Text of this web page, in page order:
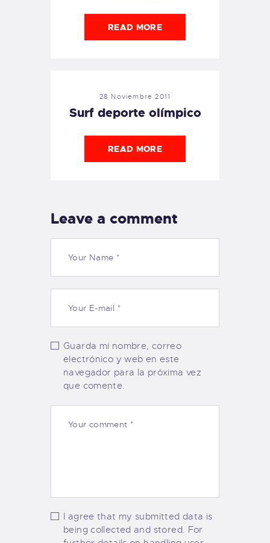
READ MORE
28 Noviembre 2011
Surf deporte olímpico
READ MORE
Leave a comment
Guarda mi nombre, correo
electrónico y web en este
navegador para la próxima vez
que comente.
I agree that my submitted data is
being collected and stored. For